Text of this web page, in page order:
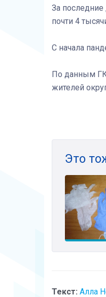
За
почти 4
С начала
По данным
жителей
Это
Текст: Алла